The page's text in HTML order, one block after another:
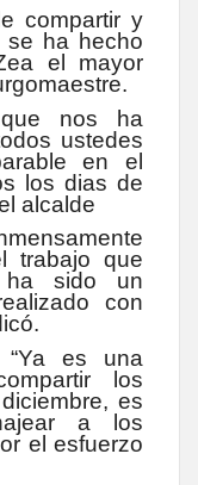
compartir y
se ha hecho
el mayor
nos ha
ustedes
en el
los dias de
alcalde
trabajo que
ha sido un
con
“Ya es una
los
es
a los
el esfuerzo